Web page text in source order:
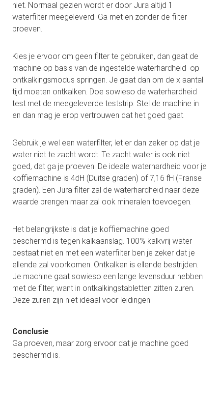
niet. Normaal gezien wordt er door Jura altijd 1
waterfilter meegeleverd. Ga met en zonder de filter
proeven.
Kies je ervoor om geen filter te gebruiken, dan gaat de
machine op basis van de ingestelde waterhardheid op
ontkalkingsmodus springen. Je gaat dan om de x aantal
tijd moeten ontkalken. Doe sowieso de waterhardheid
test met de meegeleverde teststrip. Stel de machine in
en dan mag je erop vertrouwen dat het goed gaat.
Gebruik je wel een waterfilter, let er dan zeker op dat je
water niet te zacht wordt. Te zacht water is ook niet
goed, dat ga je proeven. De ideale waterhardheid voor je
koffiemachine is 4dH (Duitse graden) of 7,16 fH (Franse
graden). Een Jura filter zal de waterhardheid naar deze
waarde brengen maar zal ook mineralen toevoegen.
Het belangrijkste is dat je koffiemachine goed
beschermd is tegen kalkaanslag. 100% kalkvrij water
bestaat niet en met een waterfilter ben je zeker dat je
ellende zal voorkomen. Ontkalken is ellende bestrijden.
Je machine gaat sowieso een lange levensduur hebben
met de filter, want in ontkalkingstabletten zitten zuren.
Deze zuren zijn niet ideaal voor leidingen.
Conclusie
Ga proeven, maar zorg ervoor dat je machine goed
beschermd is.